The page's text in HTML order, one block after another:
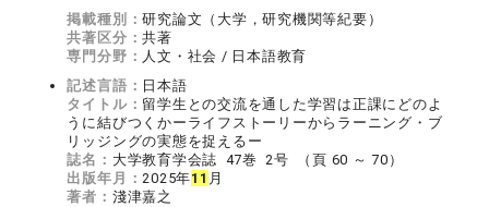
掲載種別：研究論文（大学，研究機関等紀要）
共著区分：共著
専門分野： 人文・社会 / 日本語教育
記述言語： 日本語
タイトル： 留学生との交流を通した学習は正課にどのよ
うに結びつくかーライフストーリーからラーニング・ブ
リッジングの実態を捉えるー
誌名： 大学教育学会誌 47巻 2号 （頁 60 ～ 70）
出版年月：2025年1 1 月
著者： 淺津嘉之